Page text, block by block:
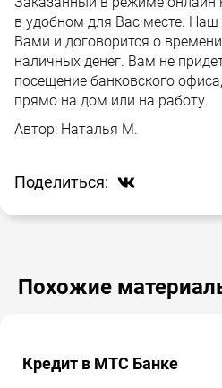
в удобном для Вас месте. Наш
Вами и договорится о
наличных денег. Вам не
посещение банковского
прямо на дом или на работу.
Автор: Наталья М.
Поделиться:
Похожие
Кредит в МТС Банке